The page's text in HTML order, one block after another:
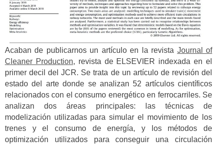
Acaban de publicarnos un artículo en la revista Journal of
Cleaner Production, revista de ELSEVIER indexada en el
primer decil del JCR. Se trata de un artículo de revisión del
estado del arte donde se analizan 52 artículos científicos
relacionados con el consumo energético en ferrocarriles. Se
analizan dos áreas principales: las técnicas de
modelización utilizadas para simular el movimiento de los
trenes y el consumo de energía, y los métodos de
optimización utilizados para conseguir una circulación